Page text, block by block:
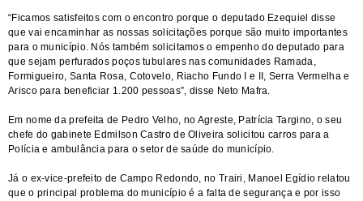
“Ficamos satisfeitos com o encontro porque o deputado Ezequiel disse
que vai encaminhar as nossas solicitações porque são muito importantes
para o município. Nós também solicitamos o empenho do deputado para
que sejam perfurados poços tubulares nas comunidades Ramada,
Formigueiro, Santa Rosa, Cotovelo, Riacho Fundo I e II, Serra Vermelha e
Arisco para beneficiar 1.200 pessoas”, disse Neto Mafra.
Em nome da prefeita de Pedro Velho, no Agreste, Patrícia Targino, o seu
chefe do gabinete Edmilson Castro de Oliveira solicitou carros para a
Polícia e ambulância para o setor de saúde do município.
Já o ex-vice-prefeito de Campo Redondo, no Trairi, Manoel Egídio relatou
que o principal problema do município é a falta de segurança e por isso